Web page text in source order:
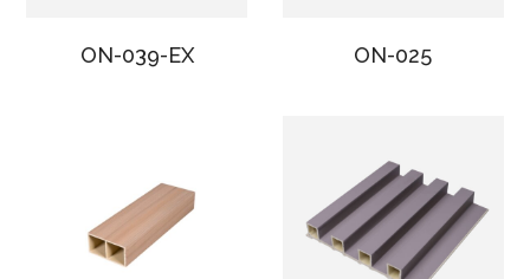
ON-039-EX ON-025